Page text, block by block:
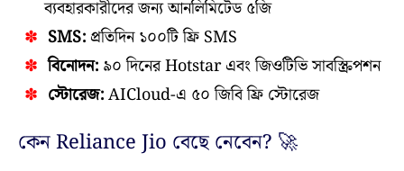
ব্যবহারকারীদের জন্য আনলিমিটেড ৫জি
SMS: প্রতিদিন ১০০টি ফ্রি SMS
বিনোদন: ৯০ দিনের Hotstar এবং জিওটিভি সাবস্ক্রিপশন
স্টোরেজ:AICloud-এ ৫০ জিবি ফ্রি স্টোরেজ
কেন Reliance Jio বেছে নেবেন? 🚀